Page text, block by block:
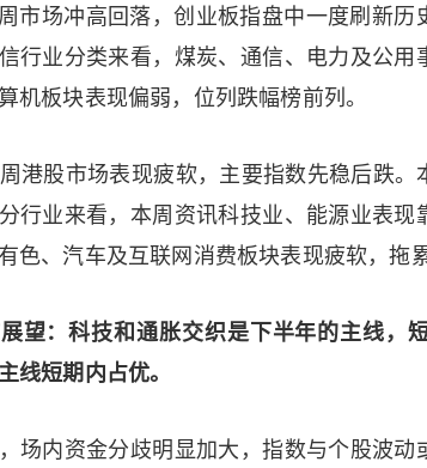
市场冲高回落，创业板指盘中一度刷新
行业分类来看，煤炭、通信、电力及公用
机板块表现偏弱，位列跌幅榜前列。
港股市场表现疲软，主要指数先稳后跌
行业来看，本周资讯科技业、能源业表
色、汽车及互联网消费板块表现疲软，拖
望：科技和通胀交织是下半年的主线，
线短期内占优。
场内资金分歧明显加大，指数与个股波